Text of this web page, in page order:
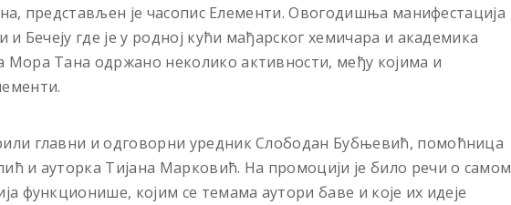
представљен је часопис Елементи. Овогодишња манифестација
и Бечеју где је у родној кући мађарског хемичара и академика
Мора Тана одржано неколико активности, међу којима и
главни и одговорни уредник Слободан Бубњевић, помоћница
и ауторка Тијана Марковић. На промоцији је било речи о самом
функционише, којим се темама аутори баве и које их идеје